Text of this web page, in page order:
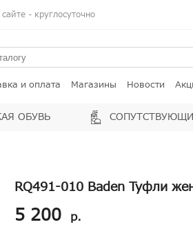
- круглосуточно
и оплата Магазины Новости
ОБУВЬ
RQ491-010 Baden Туфли
5 200 р.